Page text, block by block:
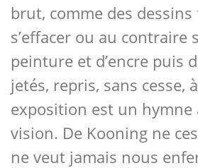
brut, comme des
s’effacer ou au contraire
peinture et d’encre puis
jetés, repris, sans cesse,
exposition est un
vision. De Kooning ne
ne veut jamais nous